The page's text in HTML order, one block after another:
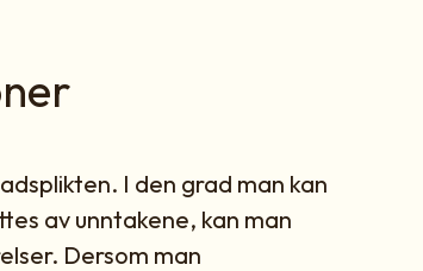
I den grad man kan
av unntakene, kan man
Dersom man